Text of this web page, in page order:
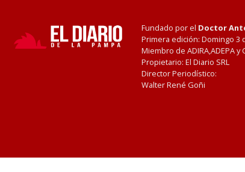
Fundado por el Doctor
Primera edición: Domingo 3
Miembro de ADIRA,ADEPA y
Propietario: El Diario SRL
Director Periodístico:
Walter René Goñi